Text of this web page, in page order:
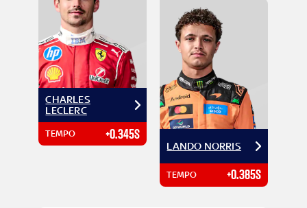
CHARLES
LECLERC
TEMPO +0.345S
LANDO NORRIS
TEMPO +0.385S